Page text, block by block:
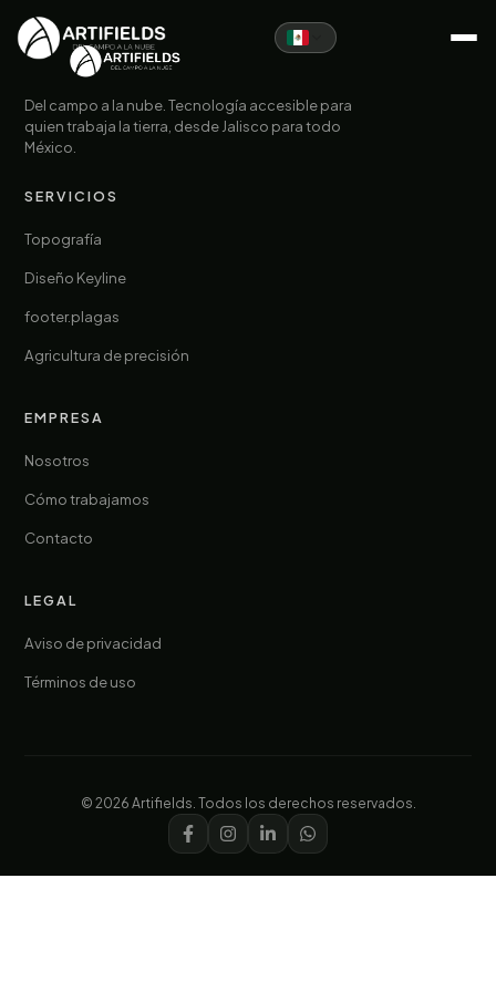
Del campo a la nube. Tecnología accesible para
quien trabaja la tierra, desde Jalisco para todo
México.
SERVICIOS
Topografía
Diseño Keyline
footer.plagas
Agricultura de precisión
EMPRESA
Nosotros
Cómo trabajamos
Contacto
LEGAL
Aviso de privacidad
Términos de uso
© 2026 Artifields. Todos los derechos reservados.